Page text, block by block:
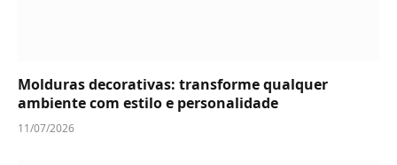
Molduras decorativas: transforme qualquer
ambiente com estilo e personalidade
11/07/2026